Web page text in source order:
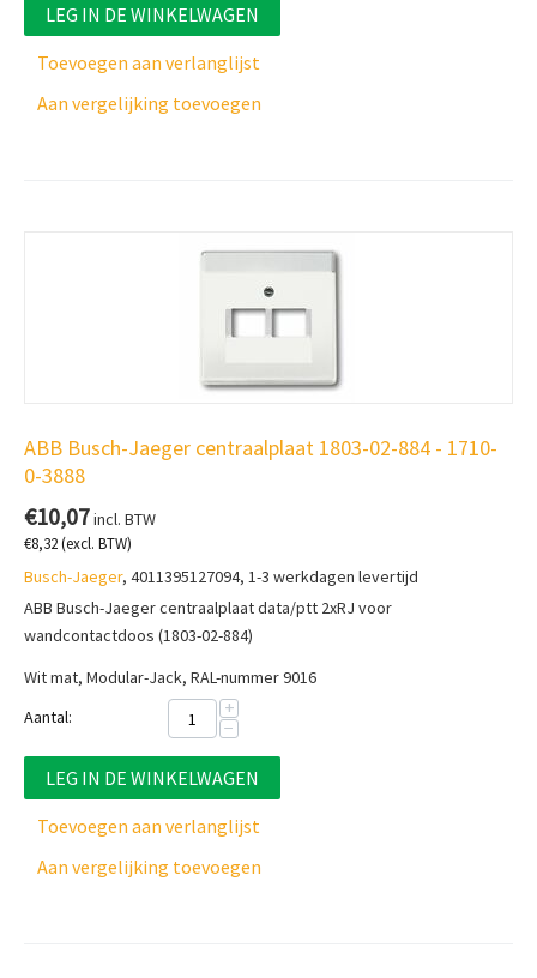
LEG IN DE WINKELWAGEN
Toevoegen aan verlanglijst
Aan vergelijking toevoegen
ABB Busch-Jaeger centraalplaat 1803-02-884 - 1710-
0-3888
€10,07incl. BTW
€8,32(excl. BTW)
Busch-Jaeger, 4011395127094, 1-3 werkdagen levertijd
ABB Busch-Jaeger centraalplaat data/ptt 2xRJ voor
wandcontactdoos (1803-02-884)
Wit mat, Modular-Jack, RAL-nummer 9016
Aantal:
+
−
LEG IN DE WINKELWAGEN
Toevoegen aan verlanglijst
Aan vergelijking toevoegen